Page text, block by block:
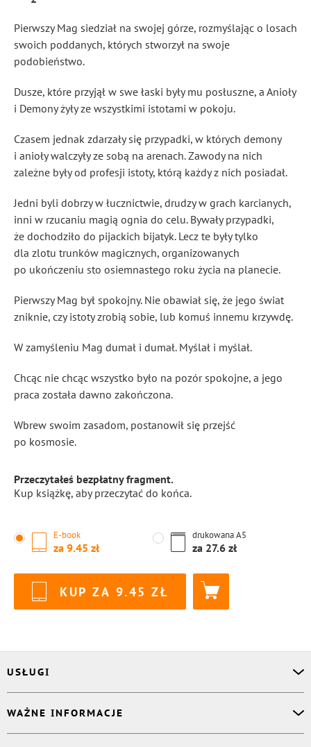
Pierwszy Mag siedział na swojej górze, rozmyślając o losach
swoich poddanych, których stworzył na swoje
podobieństwo.
Dusze, które przyjął w swe łaski były mu posłuszne, a Anioły
i Demony żyły ze wszystkimi istotami w pokoju.
Czasem jednak zdarzały się przypadki, w których demony
i anioły walczyły ze sobą na arenach. Zawody na nich
zależne były od profesji istoty, którą każdy z nich posiadał.
Jedni byli dobrzy w łucznictwie, drudzy w grach karcianych,
inni w rzucaniu magią ognia do celu. Bywały przypadki,
że dochodziło do pijackich bijatyk. Lecz te były tylko
dla zlotu trunków magicznych, organizowanych
po ukończeniu sto osiemnastego roku życia na planecie.
Pierwszy Mag był spokojny. Nie obawiał się, że jego świat
zniknie, czy istoty zrobią sobie, lub komuś innemu krzywdę.
W zamyśleniu Mag dumał i dumał. Myślał i myślał.
Chcąc nie chcąc wszystko było na pozór spokojne, a jego
praca została dawno zakończona.
Wbrew swoim zasadom, postanowił się przejść
po kosmosie.
Przeczytałeś bezpłatny fragment.
Kup książkę, aby przeczytać do końca.
E-book
za 9.45
drukowanaA5
za 27.6
KUP ZA 9.45
USŁUGI
Korektor
Projektant okładki
WAŻNE INFORMACJE